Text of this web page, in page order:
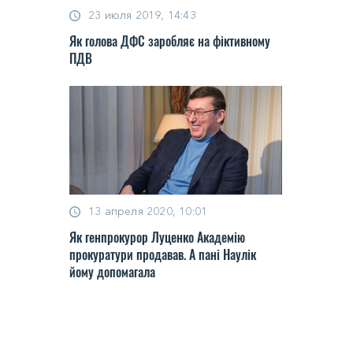
23 июля 2019, 14:43
Як голова ДФС заробляє на фіктивному
ПДВ
13 апреля 2020, 10:01
Як генпрокурор Луценко Академію
прокуратури продавав. А пані Наулік
йому допомагала